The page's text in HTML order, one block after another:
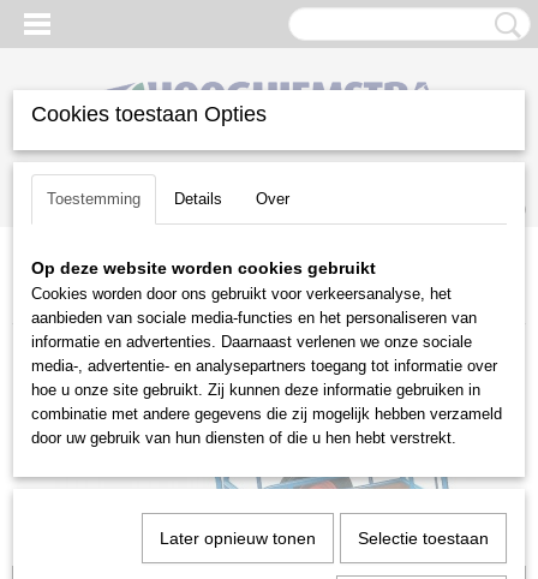
Inloggen Registreren
(0)
Home >Diversen>Transportmiddelen >Handtrekwagens Fetra
Handtrekwagen 1-assig
Cookies toestaan Opties
Toestemming Details Over
Op deze website worden cookies gebruikt
Cookies worden door ons gebruikt voor verkeersanalyse, het
aanbieden van sociale media-functies en het personaliseren van
informatie en advertenties. Daarnaast verlenen we onze sociale
media-, advertentie- en analysepartners toegang tot informatie over
hoe u onze site gebruikt. Zij kunnen deze informatie gebruiken in
combinatie met andere gegevens die zij mogelijk hebben verzameld
door uw gebruik van hun diensten of die u hen hebt verstrekt.
Later opnieuw tonen Selectie toestaan